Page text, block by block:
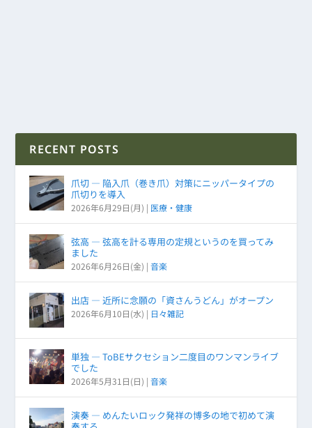
RECENT POSTS
爪切 ― 陥入爪（巻き爪）対策にニッパータイプの
爪切りを導入
2026年6月29日(月) | 医療・健康
弦高 ― 弦高を計る専用の定規というのを買ってみ
ました
2026年6月26日(金) |音楽
出店 ― 近所に念願の「資さんうどん」がオープン
2026年6月10日(水) | 日々雑記
単独 ― ToBEサクセション二度目のワンマンライブ
でした
2026年5月31日(日) |音楽
演奏 ― めんたいロック発祥の博多の地で初めて演